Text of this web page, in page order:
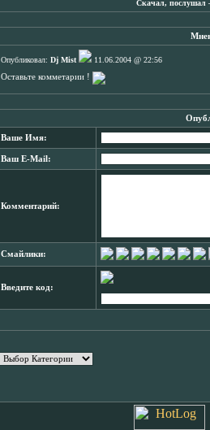
Скачал, послушал
Опубликовал: Dj Mist
11.06.2004 @ 22:56
Оставьте комметарии !
Ваше Имя:
Ваш E-Mail:
Комментарий:
Смайлики:
Введите код: